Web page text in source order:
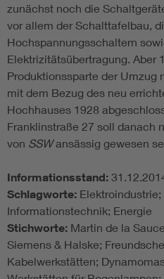
zunächst noch die
vor allem der Schalttafelbau,
Hochspannungsschaltern
Elektrizitätsübertragung. Aber
Produktionssparte der Umzug
mit dem Bezug des neu
Hochhauses 1928
Franklinstraße 27 soll danach
von SSWansässig gewesen
Informationsstand:
Schlagworte:
Informationstechnik; Energie
Stichworte: Martin de la
Siemens & Halske;
Kabelwerkstätten;